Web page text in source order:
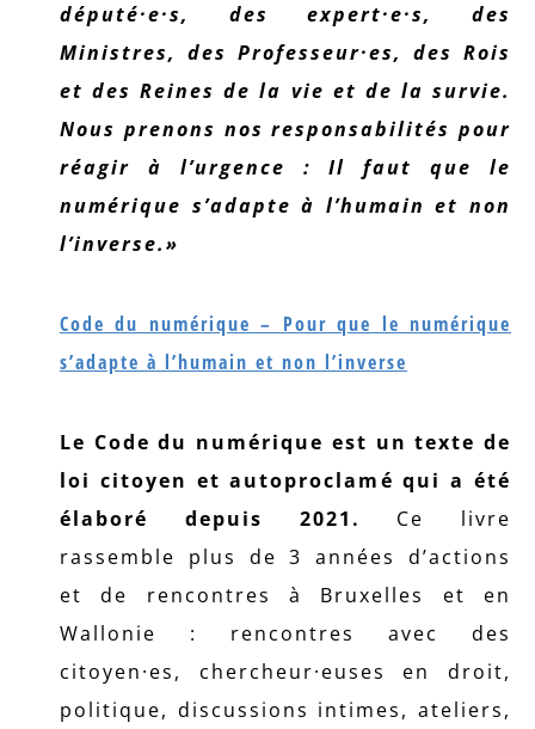
député·e·s, des expert·e·s, des
Ministres, des Professeur·es, des Rois
et des Reines de la vie et de la survie.
Nous prenons nos responsabilités pour
réagir à l’urgence : Il faut que le
numérique s’adapte à l’humain et non
l’inverse.»
Code du numérique – Pour que le numérique
s’adapte à l’humain et non l’inverse
Le Code du numérique est un texte de
loi citoyen et autoproclamé qui a été
élaboré depuis 2021. Ce livre
rassemble plus de 3 années d’actions
et de rencontres à Bruxelles et en
Wallonie : rencontres avec des
citoyen·es, chercheur·euses en droit,
politique, discussions intimes, ateliers,